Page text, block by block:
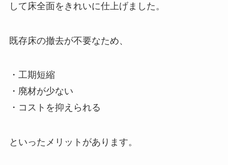
して床全面をきれいに仕上げました。
既存床の撤去が不要なため、
・工期短縮
・廃材が少ない
・コストを抑えられる
といったメリットがあります。